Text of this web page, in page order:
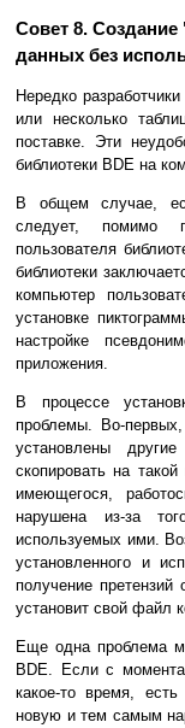
Совет 8.
данных без
Нередко
или несколько
поставке. Эти
библиотеки BDE на
В общем случае,
следует, помимо
пользователя
библиотеки
компьютер
установке
настройке
приложения.
В процессе
проблемы. Во-
установлены
скопировать на
имеющегося,
нарушена из-за
используемых ими.
установленного и
получение претензий
установит свой файл
Еще одна проблема
BDE. Если с
какое-то время,
новую и тем самым